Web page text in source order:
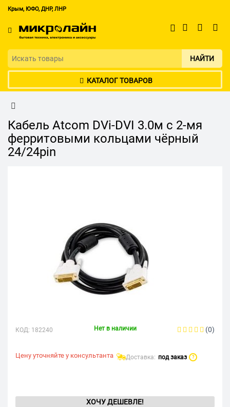
Крым, ЮФО, ДНР, ЛНР
НАЙТИ
КАТАЛОГ ТОВАРОВ
Кабель Atcom DVi-DVI 3.0м с 2-мя
ферритовыми кольцами чёрный
24/24pin
КОД: 182240 Нет в наличии (0)
Цену уточняйте у консультанта Доставка: под заказ ?
ХОЧУ ДЕШЕВЛЕ!